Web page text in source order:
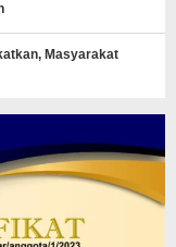
Masyarakat